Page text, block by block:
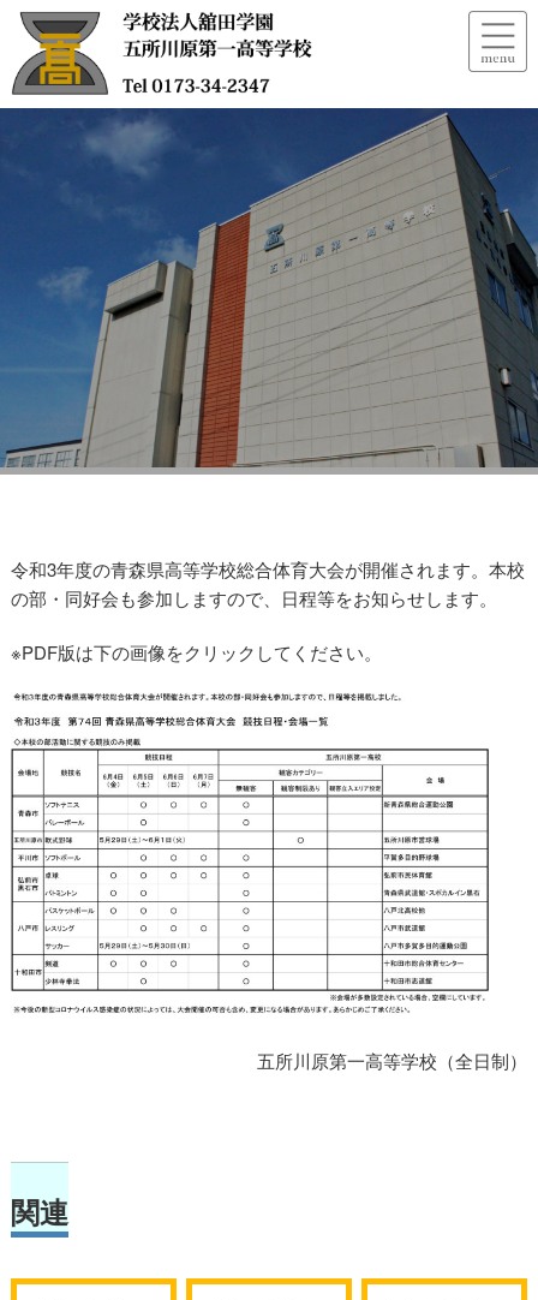
令和3年度の青森県高等学校総合体育大会が開催されます。本校
の部・同好会も参加しますので、日程等をお知らせします。
※PDF版は下の画像をクリックしてください。
五所川原第一高等学校（全日制）
関連